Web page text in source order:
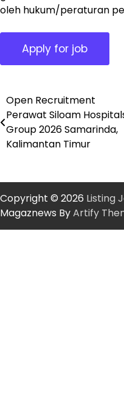
oleh hukum/peraturan
Post
navigation
Open Recruitment
Perawat Siloam
Group 2026 Samarinda,
Kalimantan Timur
Copyright © 2026 Listing
Magaznews ByArtify